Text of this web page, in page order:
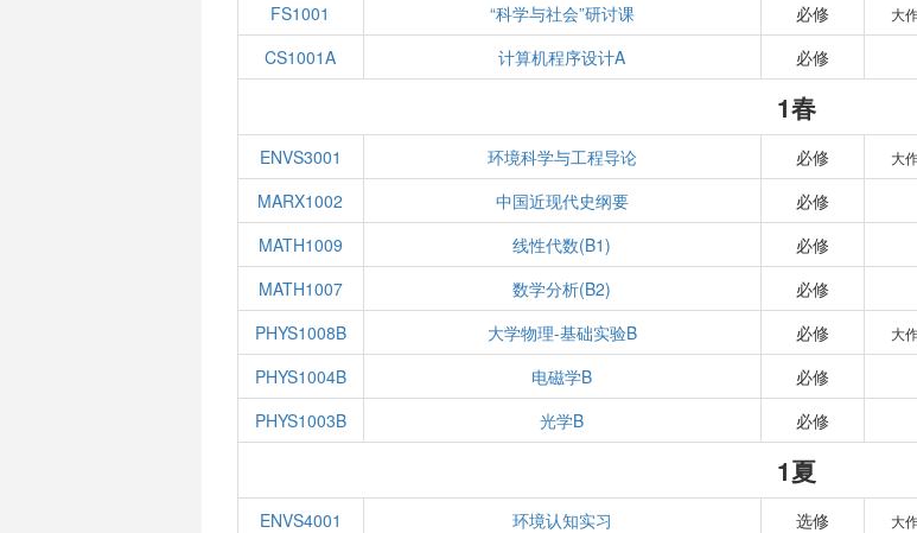
FS1001
“科学与社会”研讨课 必修 大
CS1001A
计算机程序设计A 必修
1春
ENVS3001 环境科学与工程导论 必修 大
MARX1002
中国近现代史纲要 必修
MATH1009
线性代数(B1) 必修
MATH1007
数学分析(B2) 必修
PHYS1008B
大学物理-基础实验B 必修 大
PHYS1004B
电磁学B 必修
PHYS1003B
光学B 必修
1夏
ENVS4001 环境认知实习 选修 大